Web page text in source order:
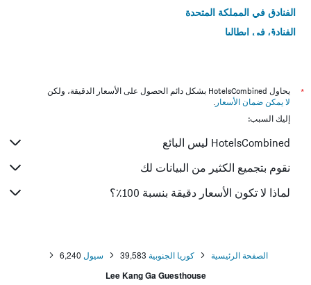
الفنادق في المملكة المتحدة
الفنادق في إيطاليا
*
يحاول HotelsCombined بشكل دائم الحصول على الأسعار الدقيقة، ولكن
لا يمكن ضمان الأسعار .
إليك السبب:
HotelsCombined ليس البائع
نقوم بتجميع الكثير من البيانات لك
لماذا لا تكون الأسعار دقيقة بنسبة 100٪؟
الصفحة الرئيسية كوريا الجنوبية 39,583 سيول 6,240
Lee Kang Ga Guesthouse